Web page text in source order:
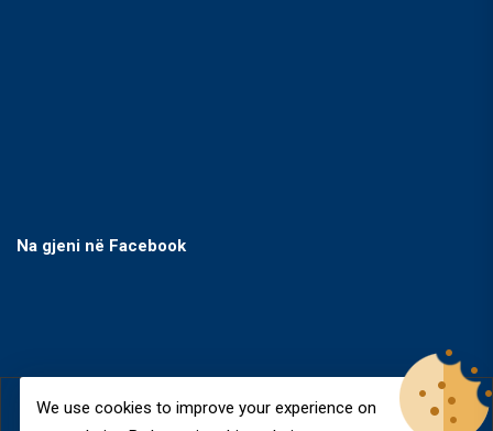
Na gjeni në Facebook
All Rights Reserved.
We use cookies to improve your experience on